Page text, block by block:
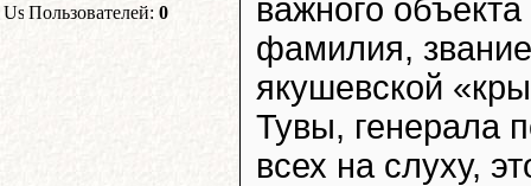
Пользователей: 0
важного
фамилия,
якушевской
Тувы, генерала
всех на слуху,